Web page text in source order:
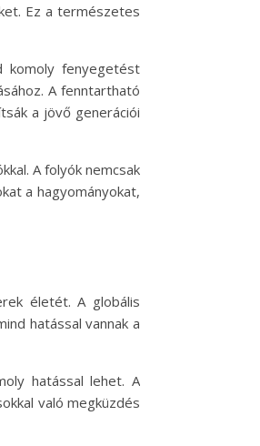
Ez a természetes
komoly fenyegetést
A fenntartható
a jövő generációi
A folyók nemcsak
a hagyományokat,
életét. A globális
hatással vannak a
hatással lehet. A
való megküzdés